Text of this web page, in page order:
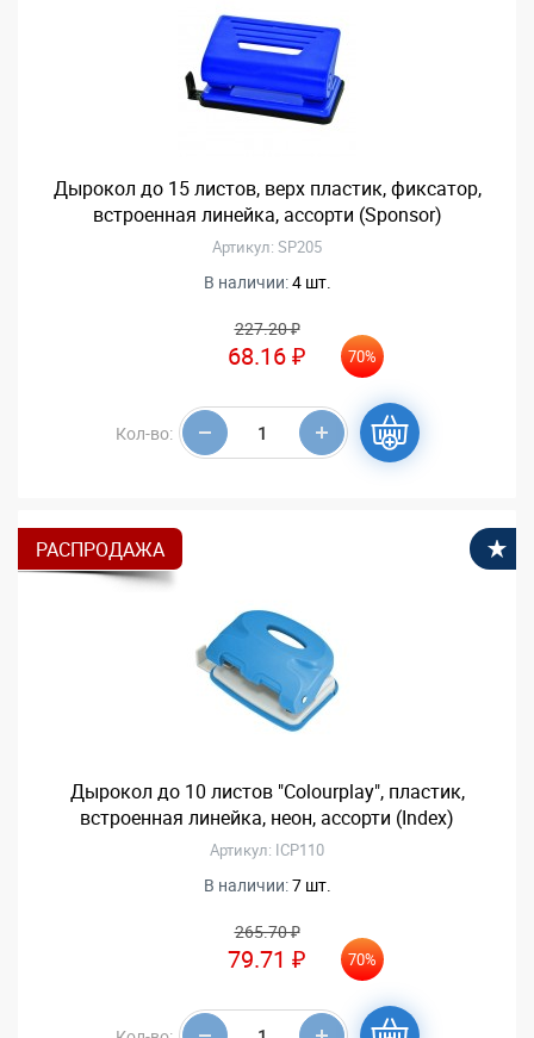
Дырокол до 15 листов, верх пластик, фиксатор,
встроенная линейка, ассорти (Sponsor)
Артикул: SP205
В наличии:4 шт.
227.20 ₽
68.16 ₽ 70%
Кол-во:
РАСПРОДАЖА
Дырокол до 10 листов "Colourplay", пластик,
встроенная линейка, неон, ассорти (Index)
Артикул: ICP110
В наличии:7 шт.
265.70 ₽
79.71 ₽ 70%